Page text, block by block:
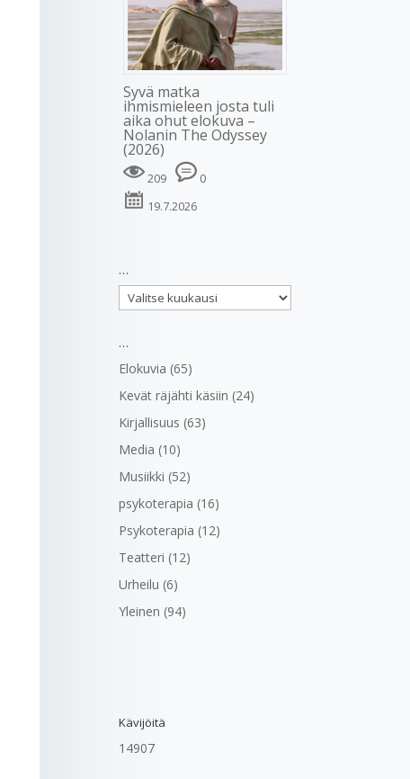
Syvä matka
ihmismieleen josta tuli
aika ohut elokuva –
Nolanin The Odyssey
(2026)
209
0
19.7.2026
…
…
…
Elokuvia (65)
Kevät räjähti käsiin (24)
Kirjallisuus (63)
Media (10)
Musiikki (52)
psykoterapia (16)
Psykoterapia (12)
Teatteri (12)
Urheilu (6)
Yleinen (94)
Kävijöitä
14907